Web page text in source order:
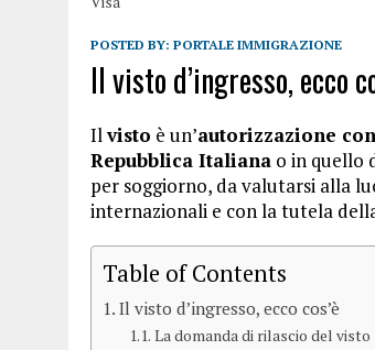
POSTED BY: PORTALE IMMIGRAZIONE
Il visto d’ingresso, ecco
Ilvisto è un’autorizzazione
Repubblica Italiana o in quello
per soggiorno, da valutarsi alla
internazionali e con la tutela
Table of Contents
Il visto d’ingresso, ecco cos’è
La domanda di rilascio del visto